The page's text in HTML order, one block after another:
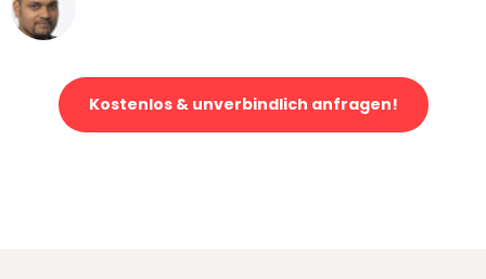
Kostenlos & unverbindlich anfragen!